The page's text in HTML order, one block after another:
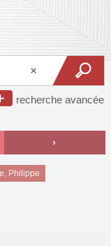
recherche avancée
Philippe